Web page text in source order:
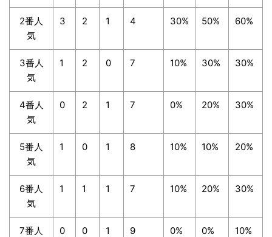
2番人
気
3 2 1 4 30% 50% 60%
3番人
気
1 2 0 7 10% 30% 30%
4番人
気
0 2 1 7 0% 20% 30%
5番人
気
1 0 1 8 10% 10% 20%
6番人
気
1 1 1 7 10% 20% 30%
7番人
0 0 1 9 0% 0% 10%